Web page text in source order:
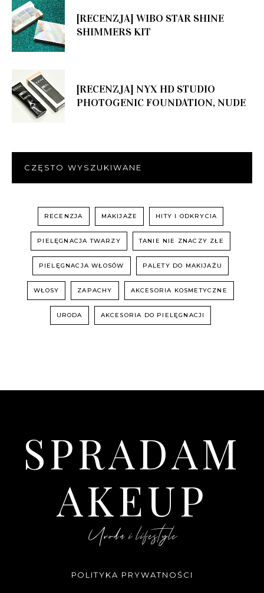
[RECENZJA] WIBO STAR SHINE
SHIMMERS KIT
[RECENZJA] NYX HD STUDIO
PHOTOGENIC FOUNDATION, NUDE
CZĘSTO WYSZUKIWANE
RECENZJA MAKIJAŻE HITY I ODKRYCIA
PIELĘGNACJA TWARZY TANIE NIE ZNACZY ZŁE
PIELĘGNACJA WŁOSÓW PALETY DO MAKIJAŻU
WŁOSY ZAPACHY AKCESORIA KOSMETYCZNE
URODA AKCESORIA DO PIELĘGNACJI
SPRADAM
AKEUP
Uroda i lifestyle
POLITYKA PRYWATNOŚCI